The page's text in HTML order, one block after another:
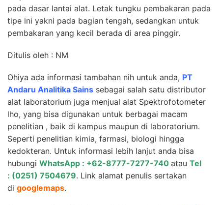
pada dasar lantai alat. Letak tungku pembakaran pada
tipe ini yakni pada bagian tengah, sedangkan untuk
pembakaran yang kecil berada di area pinggir.
Ditulis oleh : NM
Ohiya ada informasi tambahan nih untuk anda, PT
Andaru Analitika Sains sebagai salah satu distributor
alat laboratorium juga menjual alat Spektrofotometer
lho, yang bisa digunakan untuk berbagai macam
penelitian , baik di kampus maupun di laboratorium.
Seperti penelitian kimia, farmasi, biologi hingga
kedokteran. Untuk informasi lebih lanjut anda bisa
hubungi WhatsApp : +62-8777-7277-740 atau Tel
: (0251) 7504679. Link alamat penulis sertakan
di googlemaps.